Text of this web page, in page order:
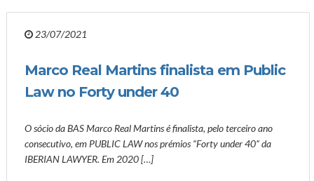
23/07/2021
Marco Real Martins finalista em Public
Law no Forty under 40
O sócio da BAS Marco Real Martins é finalista, pelo terceiro ano
consecutivo, em PUBLIC LAW nos prémios “Forty under 40” da
IBERIAN LAWYER. Em 2020 […]